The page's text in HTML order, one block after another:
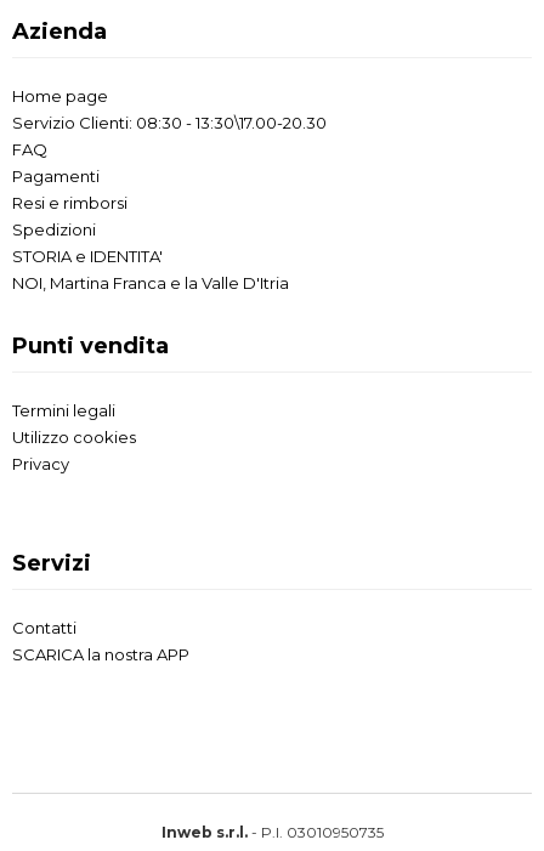
Azienda
Home page
Servizio Clienti: 08:30 - 13:30\17.00-20.30
FAQ
Pagamenti
Resi e rimborsi
Spedizioni
STORIA e IDENTITA'
NOI, Martina Franca e la Valle D'Itria
Punti vendita
Termini legali
Utilizzo cookies
Privacy
Servizi
Contatti
SCARICA la nostra APP
Inweb s.r.l.- P.I. 03010950735